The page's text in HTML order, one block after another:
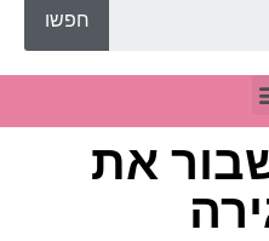
חפשו
את